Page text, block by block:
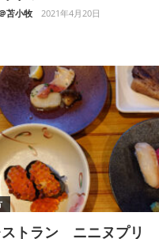
苫小牧 2021年4月20日
トラン ニニヌプリ